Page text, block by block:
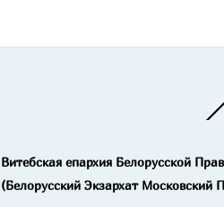
Витебская епархия Белорусской
(Белорусский Экзархат Московский